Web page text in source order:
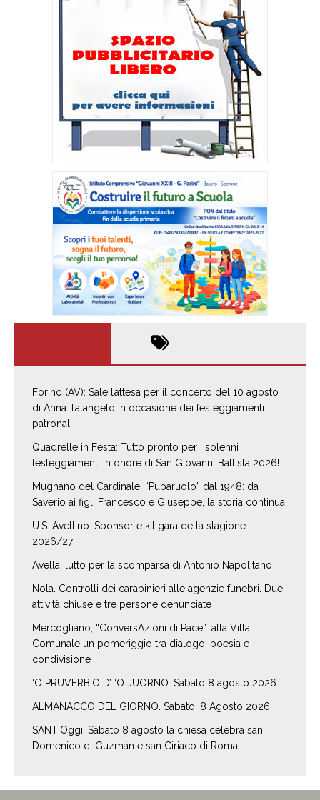
Forino (AV): Sale l’attesa per il concerto del 10 agosto
di Anna Tatangelo in occasione dei festeggiamenti
patronali
Quadrelle in Festa: Tutto pronto per i solenni
festeggiamenti in onore di San Giovanni Battista 2026!
Mugnano del Cardinale, “Puparuolo” dal 1948: da
Saverio ai figli Francesco e Giuseppe, la storia continua
U.S. Avellino. Sponsor e kit gara della stagione
2026/27
Avella: lutto per la scomparsa di Antonio Napolitano
Nola. Controlli dei carabinieri alle agenzie funebri. Due
attività chiuse e tre persone denunciate
Mercogliano, “ConversAzioni di Pace”: alla Villa
Comunale un pomeriggio tra dialogo, poesia e
condivisione
‘O PRUVERBIO D’ ‘O JUORNO. Sabato 8 agosto 2026
ALMANACCO DEL GIORNO. Sabato, 8 Agosto 2026
SANT’Oggi. Sabato 8 agosto la chiesa celebra san
Domenico di Guzmán e san Ciriaco di Roma